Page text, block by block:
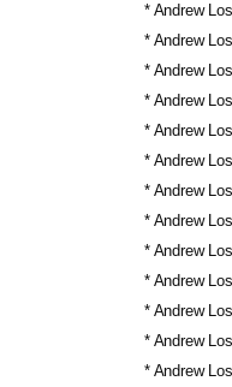
* Andrew
* Andrew
* Andrew
* Andrew
* Andrew
* Andrew
* Andrew
* Andrew
* Andrew
* Andrew
* Andrew
* Andrew
* Andrew